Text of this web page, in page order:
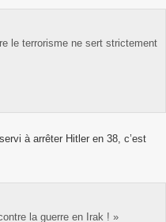
le terrorisme ne sert strictement
à arrêter Hitler en 38, c’est
la guerre en Irak ! »